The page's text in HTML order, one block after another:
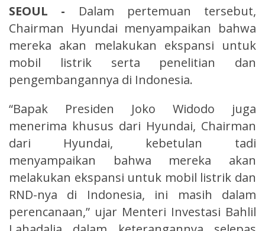
SEOUL - Dalam pertemuan tersebut,
Chairman Hyundai menyampaikan bahwa
mereka akan melakukan ekspansi untuk
mobil listrik serta penelitian dan
pengembangannya di Indonesia.
“Bapak Presiden Joko Widodo juga
menerima khusus dari Hyundai, Chairman
dari Hyundai, kebetulan tadi
menyampaikan bahwa mereka akan
melakukan ekspansi untuk mobil listrik dan
RND-nya di Indonesia, ini masih dalam
perencanaan,” ujar Menteri Investasi Bahlil